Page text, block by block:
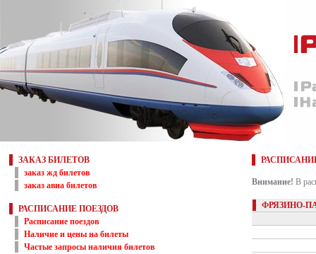
ЗАКАЗ БИЛЕТОВ
заказ жд билетов
заказ авиа билетов
РАСПИСАНИЕ ПОЕЗДОВ
Расписание поездов
Наличие и цены на билеты
Частые запросы наличия билетов
Внимание! В
ФРЯЗИНО-